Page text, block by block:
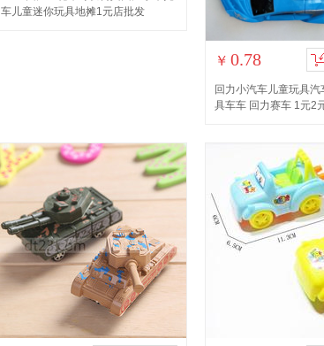
车儿童迷你玩具地摊1元店批发
￥ 0.78
回力小汽车儿童玩具汽
具车车 回力赛车 1元2